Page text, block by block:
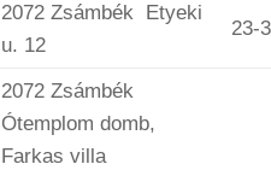
2072 Zsámbék Etyeki
u. 12
23-
2072 Zsámbék
Ótemplom domb,
Farkas villa